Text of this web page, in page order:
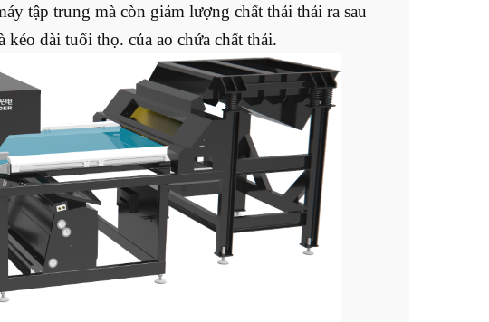
tập trung mà còn giảm lượng chất thải thải ra sau
dài tuổi thọ. của ao chứa chất thải.